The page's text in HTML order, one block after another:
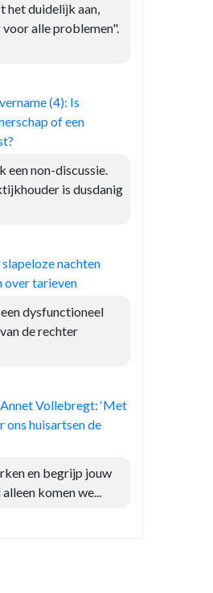
het duidelijk aan,
alle problemen".
(4): Is
of een
een non-discussie.
is dusdanig
nachten
over tarieven
dysfunctioneel
de rechter
Vollebregt: ‘Met
ons huisartsen de
en begrijp jouw
komen we...